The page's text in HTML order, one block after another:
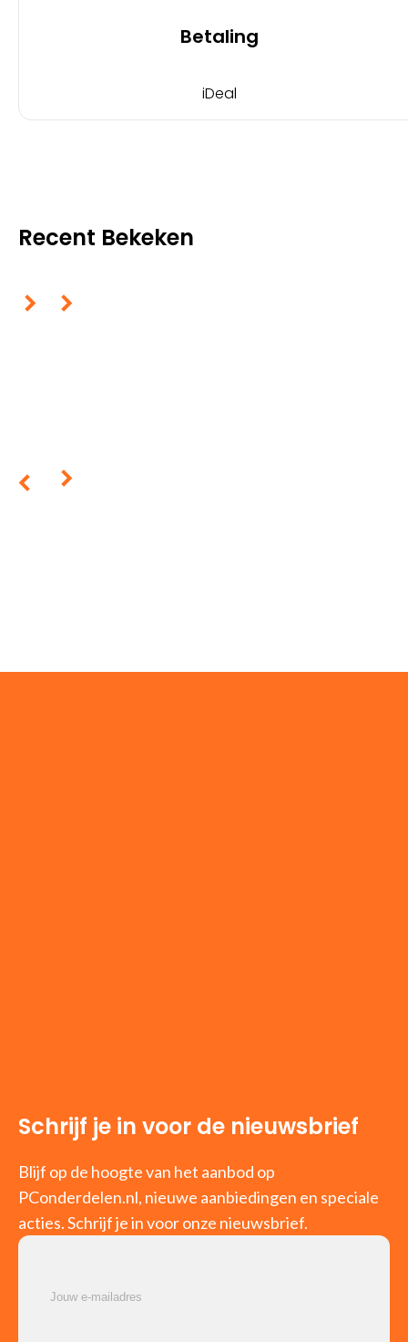
Betaling
iDeal
Recent Bekeken
Schrijf je in voor de nieuwsbrief
Blijf op de hoogte van het aanbod op
PConderdelen.nl, nieuwe aanbiedingen en speciale
acties. Schrijf je in voor onze nieuwsbrief.